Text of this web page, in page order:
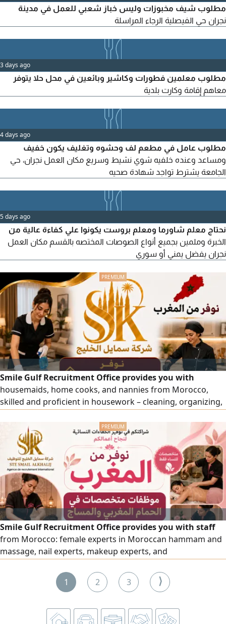
مطلوب شيف مخبوزات وليس خباز شعبي للعمل في مدينة
نجران حي الفيصلية الرجاء المراسلة
3 days ago
مطلوب معلمين فطورات وكاشير وبائعين في محل حلا يتوفر
معاهم إقامة وكارت بلدية
4 days ago
مطلوب عامل في مطعم لف وحشوه وتغليف يكون خفيف
ومساعد وعنده خلفيه شوي نشيط وسريع مكان العمل نجران، حي
الجامعة يشترط تواجد شهادة صحيه
5 days ago
نحتاج معلم شاورما ومعلم بروست يكونوا علي كفاءة عالية من
الخبرة وملمين بجميع أنواع الصوصات المختصه بالقسم مكان العمل
نجران يفضل يمني أو سوري
Smile Gulf Recruitment Office provides you with
housemaids, home cooks, and nannies from Morocco,
skilled and proficient in housework – cleaning, organizing,
for business owners (visa under an establishment).
Smile Gulf Recruitment Office provides you with staff
from Morocco: female experts in Moroccan hammam and
massage, nail experts, makeup experts, and
center workers, with high efficiency. To place an order,
please contact us via our numbers.
1 2 3 ⟩